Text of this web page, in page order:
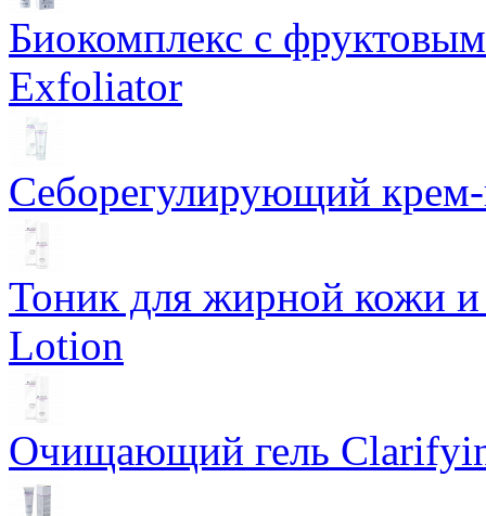
Биокомплекс с
Exfoliator
Себорегулирующий
Тоник для жирной кожи
Lotion
Очищающий гель